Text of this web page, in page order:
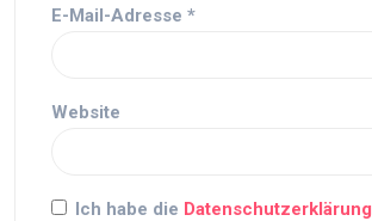
E-Mail-Adresse *
Website
Ich habe die Datenschutzerklärung